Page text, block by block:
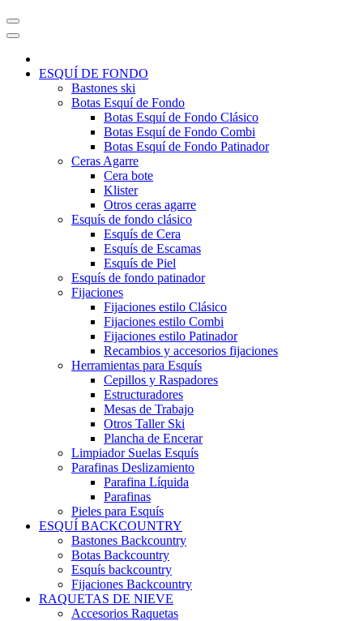
ESQUÍ DE FONDO
Bastones ski
Botas Esquí de Fondo
Botas Esquí de Fondo Clásico
Botas Esquí de Fondo Combi
Botas Esquí de Fondo Patinador
Ceras Agarre
Cera bote
Klister
Otros ceras agarre
Esquís de fondo clásico
Esquís de Cera
Esquís de Escamas
Esquís de Piel
Esquís de fondo patinador
Fijaciones
Fijaciones estilo Clásico
Fijaciones estilo Combi
Fijaciones estilo Patinador
Recambios y accesorios fijaciones
Herramientas para Esquís
Cepillos y Raspadores
Estructuradores
Mesas de Trabajo
Otros Taller Ski
Plancha de Encerar
Limpiador Suelas Esquís
Parafinas Deslizamiento
Parafina Líquida
Parafinas
Pieles para Esquís
ESQUÍ BACKCOUNTRY
Bastones Backcountry
Botas Backcountry
Esquís backcountry
Fijaciones Backcountry
RAQUETAS DE NIEVE
Accesorios Raquetas